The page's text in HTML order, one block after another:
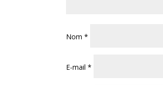
Nom*
E-mail*